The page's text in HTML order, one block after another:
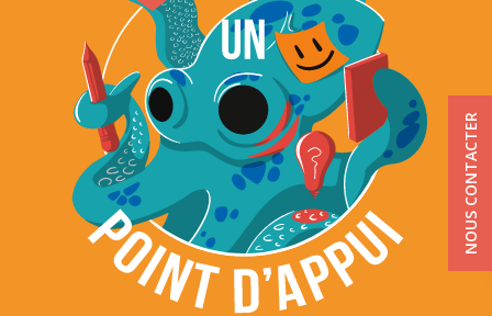
NOUS CONTACTER